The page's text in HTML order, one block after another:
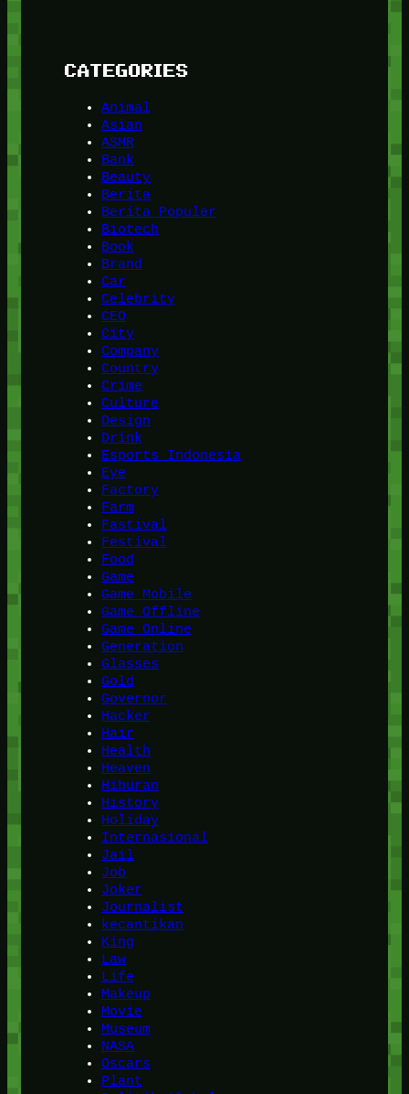
CATEGORIES
Animal
Asian
ASMR
Bank
Beauty
Berita
Berita Populer
Biotech
Book
Brand
Car
Celebrity
CEO
City
Company
Country
Crime
Culture
Design
Drink
Esports Indonesia
Eye
Factory
Farm
Fastival
Festival
Food
Game
Game Mobile
Game Offline
Game Online
Generation
Glasses
Gold
Governor
Hacker
Hair
Health
Heaven
Hiburan
History
Holiday
Internasional
Jail
Job
Joker
Journalist
kecantikan
King
Law
Life
Makeup
Movie
Museum
NASA
Oscars
Plant